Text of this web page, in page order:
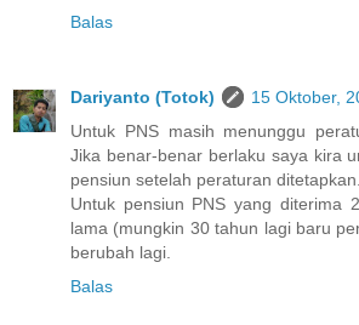
Balas
Dariyanto (Totok)
15 Oktober,
Untuk PNS masih menunggu
Jika benar-benar berlaku saya kira
pensiun setelah peraturan ditetapkan.
Untuk pensiun PNS yang diterima
lama (mungkin 30 tahun lagi baru
berubah lagi.
Balas